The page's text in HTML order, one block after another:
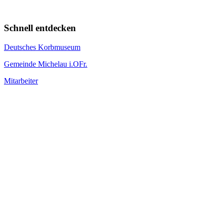
Schnell entdecken
Deutsches Korbmuseum
Gemeinde Michelau i.OFr.
Mitarbeiter